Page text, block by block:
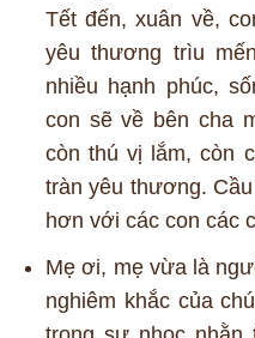
Tết đến, xuân về,
yêu thương trìu
nhiều hạnh phúc,
con sẽ về bên cha
còn thú vị lắm, còn
tràn yêu thương.
hơn với các con các
Mẹ ơi, mẹ vừa là
nghiêm khắc của